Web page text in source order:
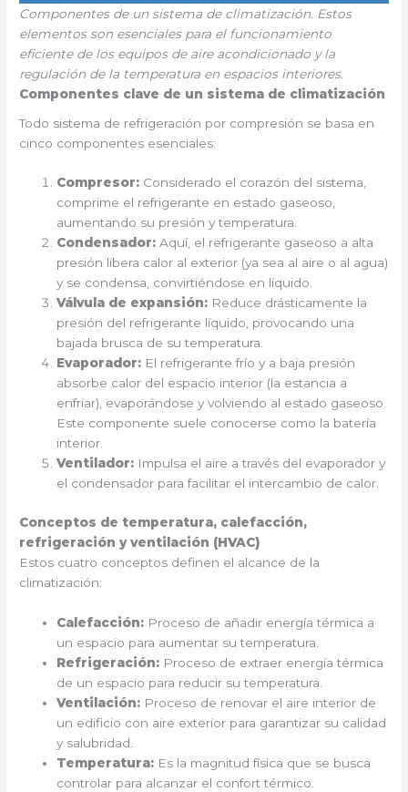
Componentes de un sistema de climatización. Estos
elementos son esenciales para el funcionamiento
eficiente de los equipos de aire acondicionado y la
regulación de la temperatura en espacios interiores.
Componentes clave de un sistema de climatización
Todo sistema de refrigeración por compresión se basa en
cinco componentes esenciales:
Compresor: Considerado el corazón del sistema,
comprime el refrigerante en estado gaseoso,
aumentando su presión y temperatura.
Condensador: Aquí, el refrigerante gaseoso a alta
presión libera calor al exterior (ya sea al aire o al agua)
y se condensa, convirtiéndose en líquido.
Válvula de expansión: Reduce drásticamente la
presión del refrigerante líquido, provocando una
bajada brusca de su temperatura.
Evaporador: El refrigerante frío y a baja presión
absorbe calor del espacio interior (la estancia a
enfriar), evaporándose y volviendo al estado gaseoso.
Este componente suele conocerse como la batería
interior.
Ventilador: Impulsa el aire a través del evaporador y
el condensador para facilitar el intercambio de calor.
Conceptos de temperatura, calefacción,
refrigeración y ventilación (HVAC)
Estos cuatro conceptos definen el alcance de la
climatización:
Calefacción: Proceso de añadir energía térmica a
un espacio para aumentar su temperatura.
Refrigeración: Proceso de extraer energía térmica
de un espacio para reducir su temperatura.
Ventilación: Proceso de renovar el aire interior de
un edificio con aire exterior para garantizar su calidad
y salubridad.
Temperatura: Es la magnitud física que se busca
controlar para alcanzar el confort térmico.